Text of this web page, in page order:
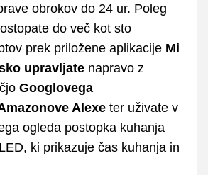
obrokov do 24 ur. Poleg
do več kot sto
prek priložene aplikacije Mi
upravljate napravo z
Googlovega
Alexe ter uživate v
ogleda postopka kuhanja
ki prikazuje čas kuhanja in